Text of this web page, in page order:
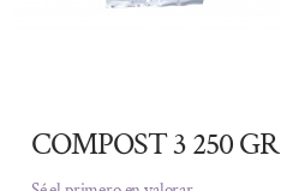
COMPOST 3 250 GR